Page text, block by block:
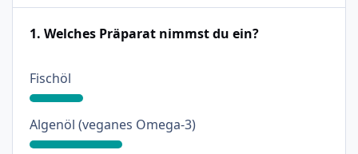
1. Welches Präparat nimmst du ein?
Fischöl: 18%
Algenöl (veganes Omega-3): 31%